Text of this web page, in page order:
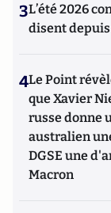
3L’été 2026
disent depuis
4Le Point
que Xavier
russe donne
australien
DGSE une
Macron